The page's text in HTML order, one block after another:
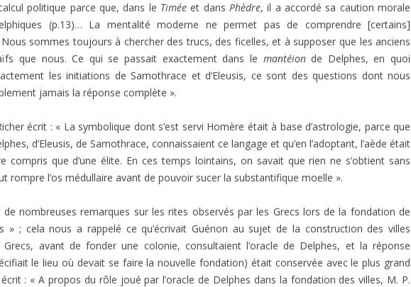
politique parce que, dans le Timée et dansPhèdre, il a accordé sa caution morale
(p.13)… La mentalité moderne ne permet pas de comprendre [certains]
sommes toujours à chercher des trucs, des ficelles, et à supposer que les anciens
que nous. Ce qui se passait exactement dans le mantéionde Delphes, en quoi
les initiations de Samothrace et d’Eleusis, ce sont des questions dont nous
jamais la réponse complète ».
écrit : « La symbolique dont s’est servi Homère était à base d’astrologie, parce que
d’Eleusis, de Samothrace, connaissaient ce langage et qu’en l’adoptant, l’aède était
compris que d’une élite. En ces temps lointains, on savait que rien ne s’obtient sans
rompre l’os médullaire avant de pouvoir sucer la substantifique moelle ».
nombreuses remarques sur les rites observés par les Grecs lors de la fondation de
» ; cela nous a rappelé ce qu’écrivait Guénon au sujet de la construction des villes
Grecs, avant de fonder une colonie, consultaient l’oracle de Delphes, et la réponse
le lieu où devait se faire la nouvelle fondation) était conservée avec le plus grand
: « A propos du rôle joué par l’oracle de Delphes dans la fondation des villes, M. P.